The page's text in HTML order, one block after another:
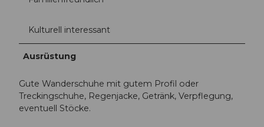
Kulturell interessant
Ausrüstung
Gute Wanderschuhe mit gutem Profil oder
Treckingschuhe, Regenjacke, Getränk, Verpflegung,
eventuell Stöcke.